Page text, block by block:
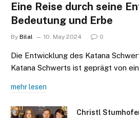
Eine Reise durch seine
Bedeutung und Erbe
By Bilal 10. May 2024 0
Die Entwicklung des Katana
Katana Schwerts ist geprägt von
mehr lesen
Christl